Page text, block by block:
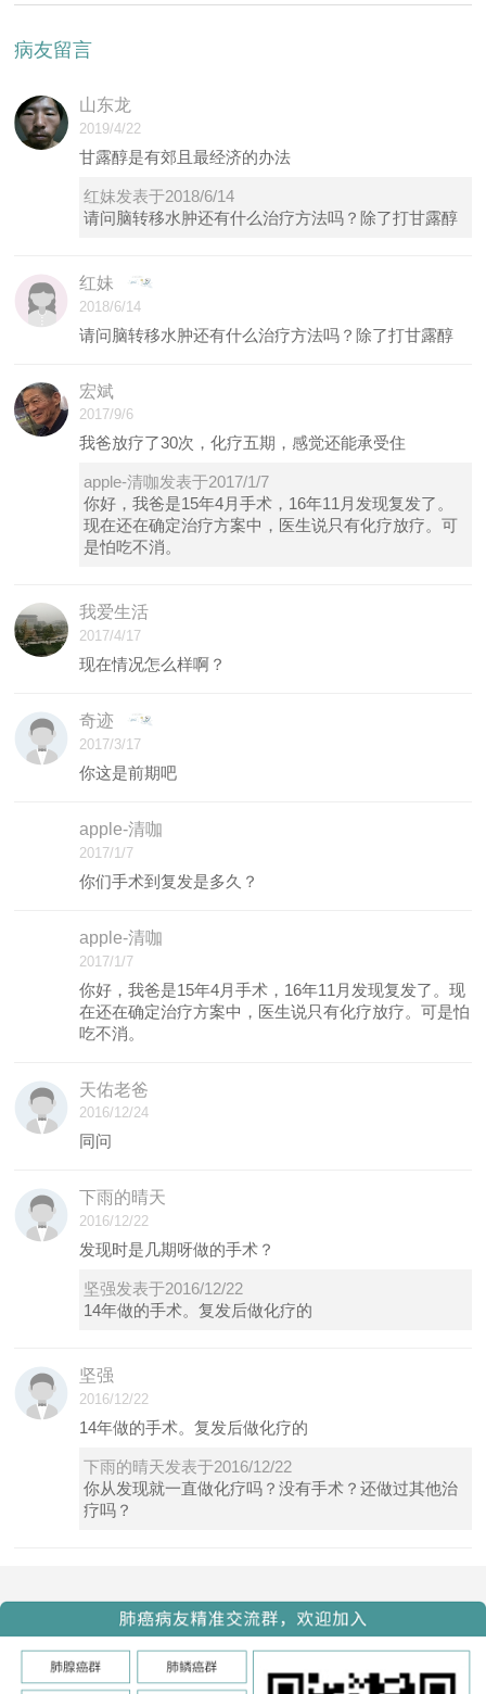
病友留言
山东龙
2019/4/22
甘露醇是有郊且最经济的办法
红妹发表于2018/6/14
请问脑转移水肿还有什么治疗方法吗？除了打甘露醇
红妹
2018/6/14
请问脑转移水肿还有什么治疗方法吗？除了打甘露醇
宏斌
2017/9/6
我爸放疗了30次，化疗五期，感觉还能承受住
apple-清咖发表于2017/1/7
你好，我爸是15年4月手术，16年11月发现复发了。
现在还在确定治疗方案中，医生说只有化疗放疗。可
是怕吃不消。
我爱生活
2017/4/17
现在情况怎么样啊？
奇迹
2017/3/17
你这是前期吧
apple-清咖
2017/1/7
你们手术到复发是多久？
apple-清咖
2017/1/7
你好，我爸是15年4月手术，16年11月发现复发了。现
在还在确定治疗方案中，医生说只有化疗放疗。可是怕
吃不消。
天佑老爸
2016/12/24
同问
下雨的晴天
2016/12/22
发现时是几期呀做的手术？
坚强发表于2016/12/22
14年做的手术。复发后做化疗的
坚强
2016/12/22
14年做的手术。复发后做化疗的
下雨的晴天发表于2016/12/22
你从发现就一直做化疗吗？没有手术？还做过其他治
疗吗？